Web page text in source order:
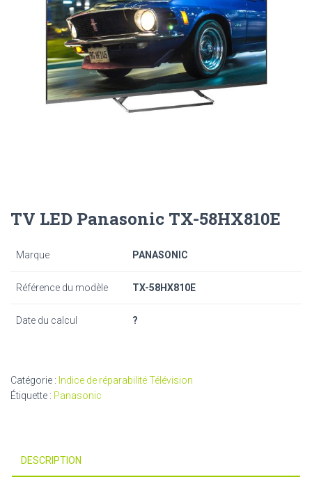
TV LED Panasonic TX-58HX810E
Marque PANASONIC
Référence du modèle TX-58HX810E
Date du calcul ?
Catégorie : Indice de réparabilité Télévision
Étiquette : Panasonic
DESCRIPTION